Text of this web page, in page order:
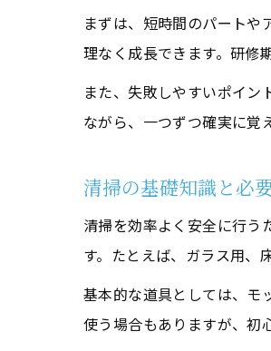
まずは、短時間のパート
理なく成長できます。研修
また、失敗しやすいポイ
ながら、一つずつ確実に覚
清掃の基礎知識と必
清掃を効率よく安全に行う
す。たとえば、ガラス用、
基本的な道具としては、モ
使う場合もありますが、初